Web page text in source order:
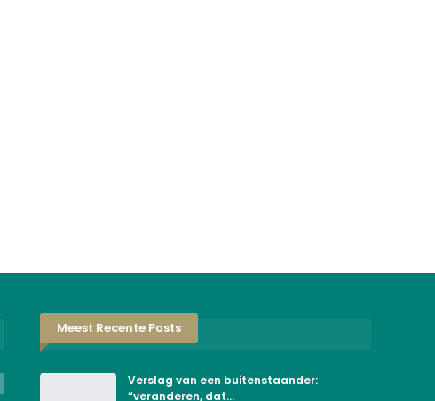
Meest Recente Posts
Verslag van een buitenstaander:
“veranderen, dat…